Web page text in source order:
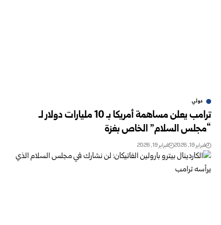
دولي
ترامب يعلن مساهمة أمريكا بـ 10 مليارات دولار لـ
“مجلس السلام” الخاص بغزة
فبراير 19, 2026 فبراير 19, 2026